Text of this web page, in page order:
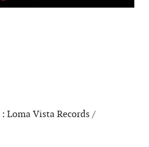
: Loma Vista Records /